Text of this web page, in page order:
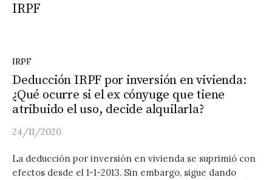
IRPF
IRPF
Deducción IRPF por inversión en vivienda:
¿Qué ocurre si el ex cónyuge que tiene
atribuido el uso, decide alquilarla?
24/11/2020
La deducción por inversión en vivienda se suprimió con
efectos desde el 1-1-2013. Sin embargo, sigue dando